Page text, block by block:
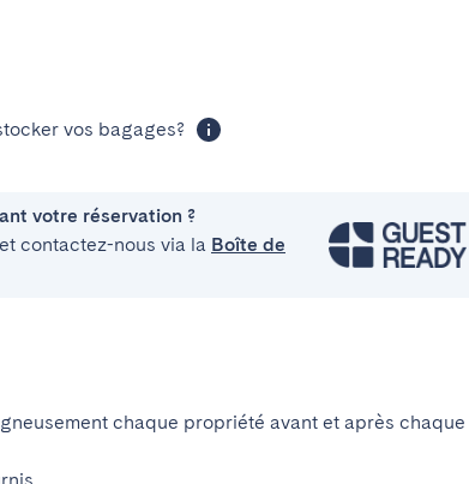
vos bagages?
votre réservation ?
contactez-nous via la Boîte de
chaque propriété avant et après chaque